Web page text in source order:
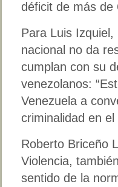
déficit de más de
Para Luis
nacional no da
cumplan con su
venezolanos:
Venezuela a
criminalidad en el
Roberto Briceño
Violencia,
sentido de la